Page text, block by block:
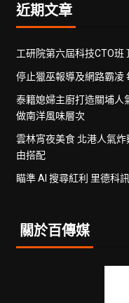
近期文章
工研院第六屆科技CTO班
停止獵巫報導及網路霸凌
泰籍媳婦主廚打造關埔人
做南洋風味層次
雲林宵夜美食 北港人氣
由搭配
瞄準 AI 搜尋紅利 里德科
關於百傳媒